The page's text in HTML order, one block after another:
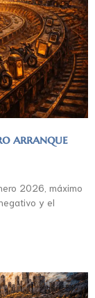
arranque
2026, máximo
y el